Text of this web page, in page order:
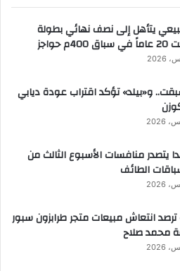
يتأهل إلى نصف نهائي بطولة
و«بيلد» تؤكد اقتراب عودة ديابي
يتصدر منافسات الأسبوع الثالث من
الطائف
انتعاش مبيعات متجر طرابزون سبور
محمد صلاح